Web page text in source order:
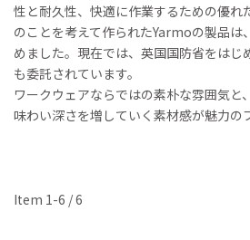
性と耐久性、快適に作業するための優れ
のことを考えて作られたYarmoの製品は
めました。現在では、英国国防省をはじ
も委託されています。
ワークウェアならではの素朴な雰囲気と
味わい深さを増していく素材感が魅力の
Item 1-6 / 6